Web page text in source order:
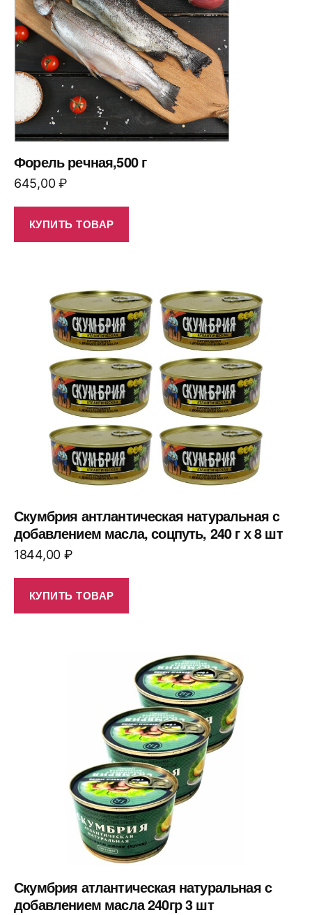
Форель речная,500 г
645,00₽
КУПИТЬ ТОВАР
Скумбрия антлантическая натуральная с
добавлением масла, соцпуть, 240 г х 8 шт
1844,00 ₽
КУПИТЬ ТОВАР
Скумбрия атлантическая натуральная с
добавлением масла 240гр 3 шт